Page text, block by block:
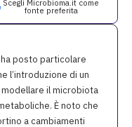
Scegli Microbioma.it come
fonte preferita
posto particolare
l’introduzione di un
il microbiota
È noto che
a cambiamenti